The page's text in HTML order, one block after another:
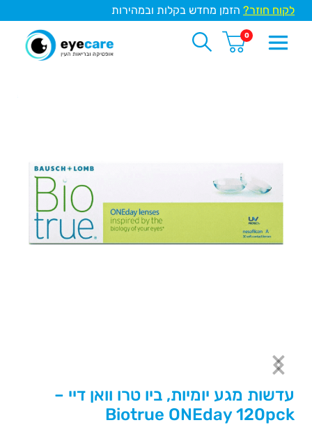
לקוח חוזר? הזמן מחדש בקלות ובמהירות
0
עדשות מגע יומיות, ביו טרו וואן דיי –
Biotrue ONEday 120pck